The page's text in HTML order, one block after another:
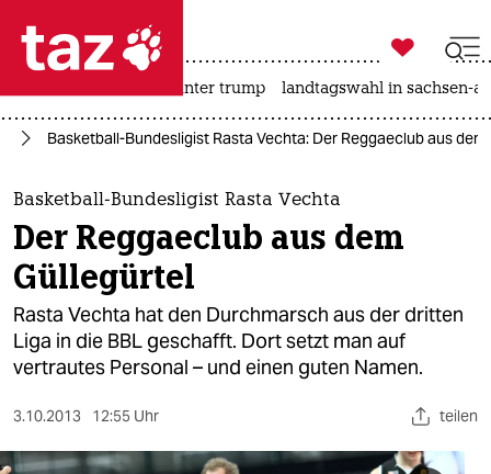
 taz zahl ich
taz zahl ich
themen
politik
öko
gesellschaft
sport

taz zahl ich
usa unter trump landtagswahl in sachsen-
Basketball-Bundesligist Rasta Vechta: Der Reggaeclub aus
Basketball-Bundesligist Rasta Vechta
Der Reggaeclub aus dem
Güllegürtel
Rasta Vechta hat den Durchmarsch aus der dritten
Liga in die BBL geschafft. Dort setzt man auf
vertrautes Personal – und einen guten Namen.
3.10.2013 12:55 Uhr teilen